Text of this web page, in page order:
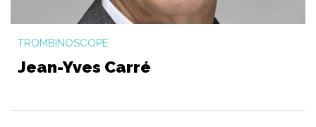
TROMBINOSCOPE
Jean-Yves Carré